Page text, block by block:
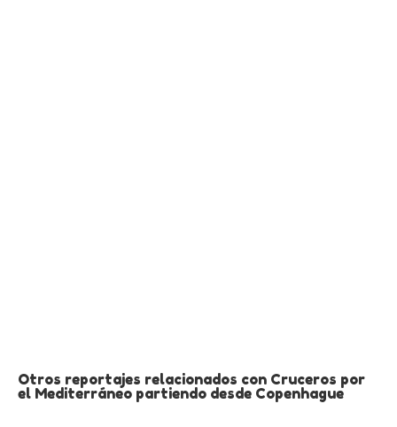
Otros reportajes relacionados con Cruceros por
el Mediterráneo partiendo desde Copenhague